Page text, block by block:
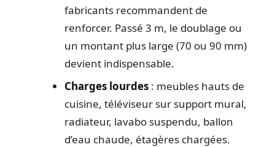
fabricants recommandent de
renforcer. Passé 3 m, le doublage ou
un montant plus large (70 ou 90 mm)
devient indispensable.
Charges lourdes : meubles hauts de
cuisine, téléviseur sur support mural,
radiateur, lavabo suspendu, ballon
d’eau chaude, étagères chargées.